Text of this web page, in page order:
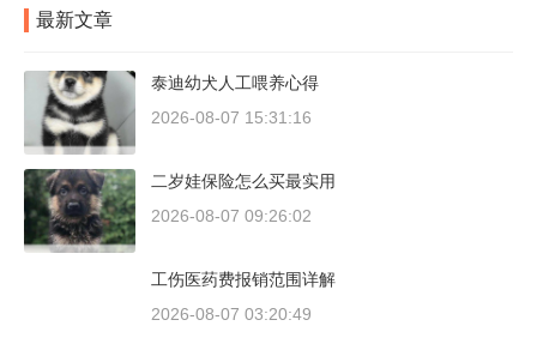
最新文章
泰迪幼犬人工喂养心得
2026-08-07 15:31:16
二岁娃保险怎么买最实用
2026-08-07 09:26:02
工伤医药费报销范围详解
2026-08-07 03:20:49